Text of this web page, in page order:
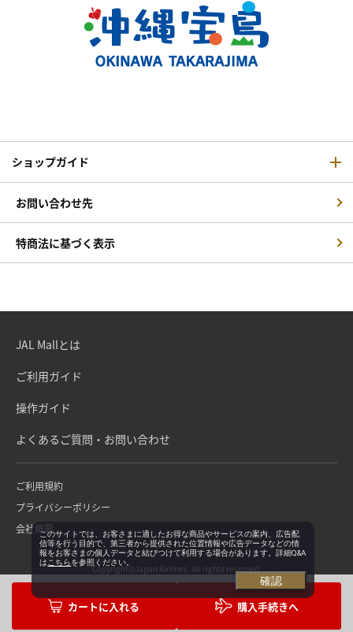
購入手続きへ
ショップガイド
お問い合わせ先
特商法に基づく表示
JAL Mallとは
ご利用ガイド
操作ガイド
よくあるご質問・お問い合わせ
ご利用規約
プライバシーポリシー
会社概要
Copyright©Japan Airlines. All rights reserved.
このサイトでは、お客さまに適したお得な商品やサービスの案内、広告配
信等を行う目的で、第三者から提供された位置情報や広告データなどの情
報をお客さまの個人データと結びつけて利用する場合があります。詳細Q&A
は こちらを参照ください。
確認